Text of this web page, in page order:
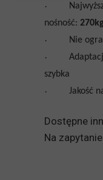
·
nośność:
· Nie
·
szybka
· Jakość
Dostępne
Na